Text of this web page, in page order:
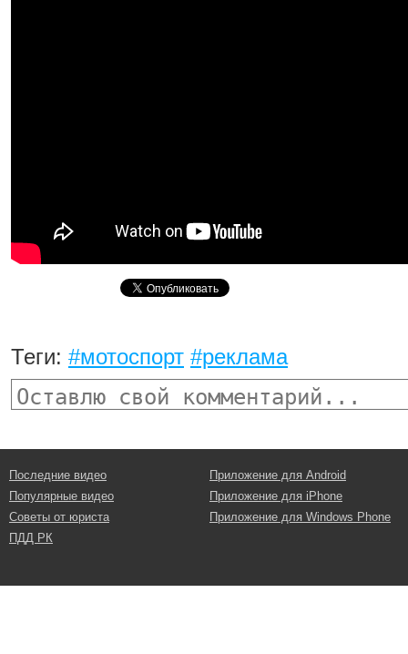
Теги: #мотоспорт #реклама
Последние видео
Популярные видео
Советы от юриста
ПДД РК
Приложение для Android
Приложение для iPhone
Приложение для Windows Phone